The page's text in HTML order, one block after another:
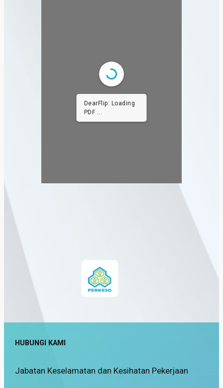
DearFlip: Loading
PDF 100% ...
HUBUNGI KAMI
Jabatan Keselamatan dan Kesihatan Pekerjaan